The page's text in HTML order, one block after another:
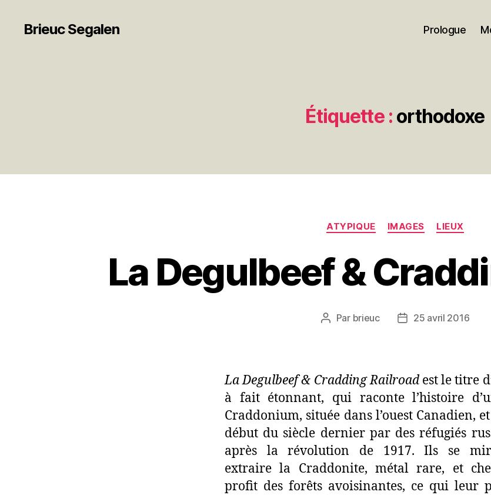
Brieuc Segalen Prologue
Étiquette : orthodoxe
Catégories
ATYPIQUE IMAGES LIEUX
La Degulbeef &
Auteur
Par brieuc
Date25 avril 2016
La Degulbeef & Cradding Railroadest le titre
à fait étonnant, qui raconte l’histoire
Craddonium, située dans l’ouest Canadien,
début du siècle dernier par des réfugiés
après la révolution de 1917. Ils se
extraire la Craddonite, métal rare, et
profit des forêts avoisinantes, ce qui leur